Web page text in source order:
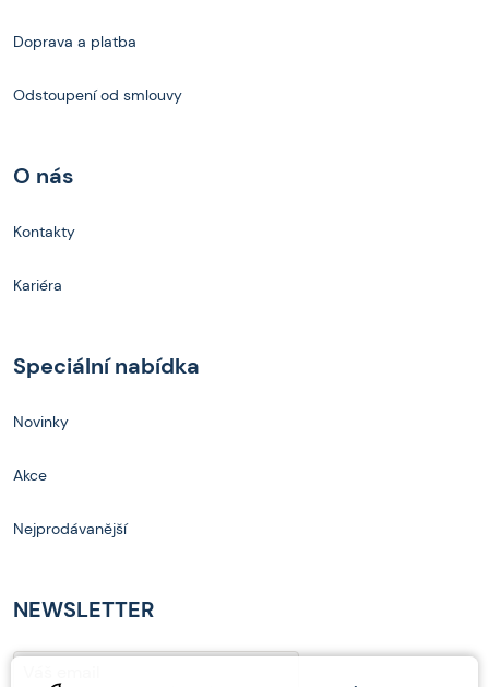
Doprava a platba
Odstoupení od smlouvy
O nás
Kontakty
Kariéra
Speciální nabídka
Novinky
Akce
Nejprodávanější
NEWSLETTER